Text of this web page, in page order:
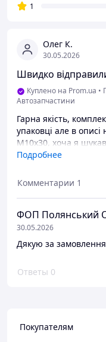
Олег К.
30.05.2026
Швидко
Куплено на Prom.ua •
Автозапчастини
Гарна якість,
упаковці але в
М10х30, хоча я
Недостатки
Подробнее
Комментарии 1
ФОП Полянський
30.05.2026
Дякую за замовлення
Ответы 0
1
Покупателям